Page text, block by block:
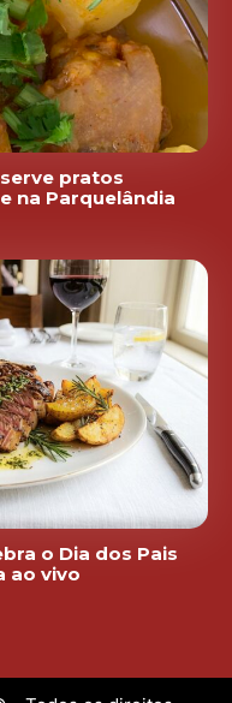
pratos
na Parquelândia
o Dia dos Pais
ao vivo